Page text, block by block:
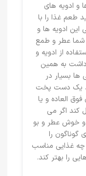
و ادویه های
طعم غذا را با
این ادویه ها و
شما عطر و طمع
از ادویه و
به همین
ها بسیار در
یک دست پخت
العاده و یا
کند اگر می
و خوش عطر و بو
گوناگون را
چه غذایی مناسب
را بهتر کند.